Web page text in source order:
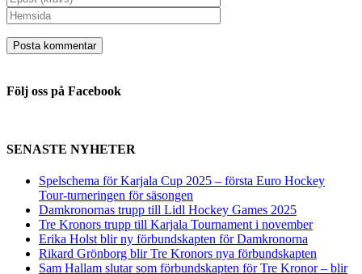
Följ oss på Facebook
SENASTE NYHETER
Spelschema för Karjala Cup 2025 – första Euro Hockey
Tour-turneringen för säsongen
Damkronornas trupp till Lidl Hockey Games 2025
Tre Kronors trupp till Karjala Tournament i november
Erika Holst blir ny förbundskapten för Damkronorna
Rikard Grönborg blir Tre Kronors nya förbundskapten
Sam Hallam slutar som förbundskapten för Tre Kronor – blir